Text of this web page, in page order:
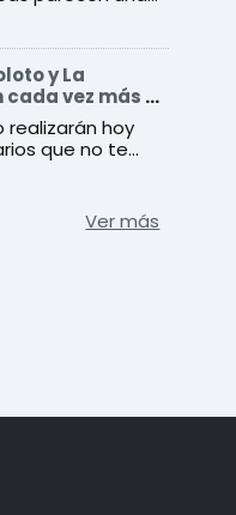
...
y La
vez más a
realizarán hoy
que no te
Ver más